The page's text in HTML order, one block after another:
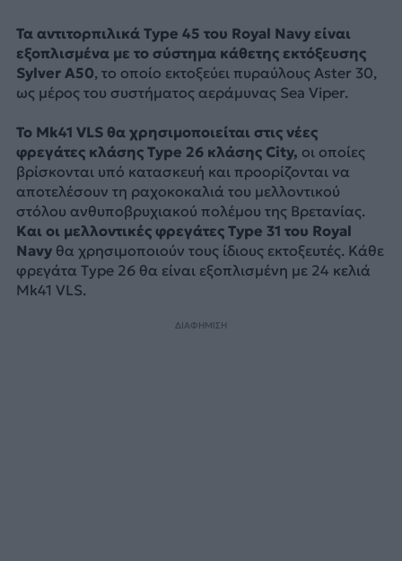
Τα αντιτορπιλικά Type 45 του Royal Navy είναι
εξοπλισμένα με το σύστημα κάθετης εκτόξευσης
Sylver A50, το οποίο εκτοξεύει πυραύλους Aster 30,
ως μέρος του συστήματος αεράμυνας Sea Viper.
Το Mk41 VLS θα χρησιμοποιείται στις νέες
φρεγάτες κλάσης Type 26 κλάσης City, οι οποίες
βρίσκονται υπό κατασκευή και προορίζονται να
αποτελέσουν τη ραχοκοκαλιά του μελλοντικού
στόλου ανθυποβρυχιακού πολέμου της Βρετανίας.
Και οι μελλοντικές φρεγάτες Type 31 του Royal
Navyθα χρησιμοποιούν τους ίδιους εκτοξευτές. Κάθε
φρεγάτα Type 26 θα είναι εξοπλισμένη με 24 κελιά
Mk41 VLS.
ΔΙΑΦΗΜΙΣΗ